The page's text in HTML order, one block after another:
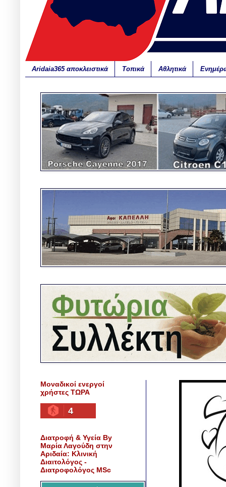
Aridaia365 αποκλειστικά Τοπικά Αθλητικά
Μοναδικοί ενεργοί
χρήστες ΤΩΡΑ
4
Διατροφή & Υγεία By
Μαρία Λαγούδη στην
Αριδαία: Κλινική
Διαιτολόγος -
Διατροφολόγος MSc